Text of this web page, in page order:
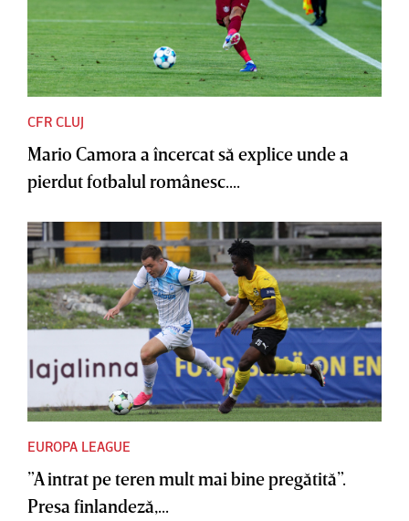
CFR CLUJ
Mario Camora a încercat să explice unde a
pierdut fotbalul românesc....
EUROPA LEAGUE
”A intrat pe teren mult mai bine pregătită”.
Presa finlandeză,...